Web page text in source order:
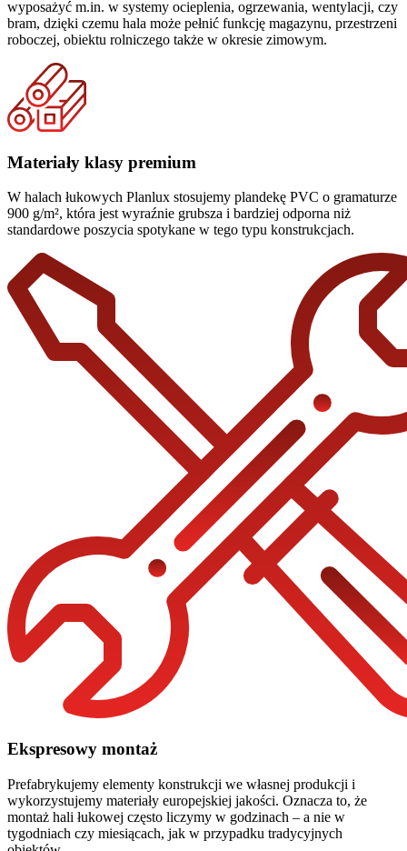
wyposażyć m.in. w systemy ocieplenia, ogrzewania, wentylacji, czy
bram, dzięki czemu hala może pełnić funkcję magazynu, przestrzeni
roboczej, obiektu rolniczego także w okresie zimowym.
Materiały klasy premium
W halach łukowych Planlux stosujemy plandekę PVC o gramaturze
900 g/m², która jest wyraźnie grubsza i bardziej odporna niż
standardowe poszycia spotykane w tego typu konstrukcjach.
Ekspresowy montaż
Prefabrykujemy elementy konstrukcji we własnej produkcji i
wykorzystujemy materiały europejskiej jakości. Oznacza to, że
montaż hali łukowej często liczymy w godzinach – a nie w
tygodniach czy miesiącach, jak w przypadku tradycyjnych